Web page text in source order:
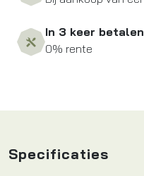
In 3 keer betalen
0% rente
Specificaties